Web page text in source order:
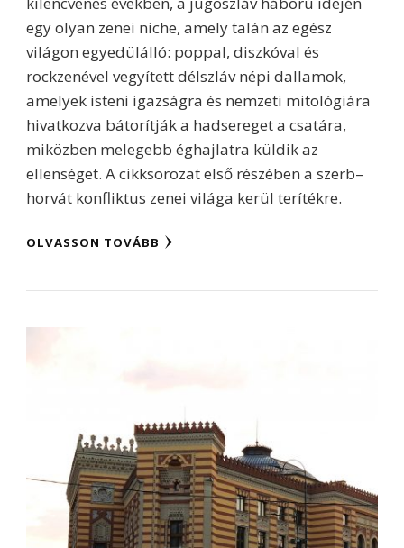
egy olyan zenei niche, amely talán az egész
világon egyedülálló: poppal, diszkóval és
rockzenével vegyített délszláv népi dallamok,
amelyek isteni igazságra és nemzeti mitológiára
hivatkozva bátorítják a hadsereget a csatára,
miközben melegebb éghajlatra küldik az
ellenséget. A cikksorozat első részében a szerb–
horvát konfliktus zenei világa kerül terítékre.
OLVASSON TOVÁBB